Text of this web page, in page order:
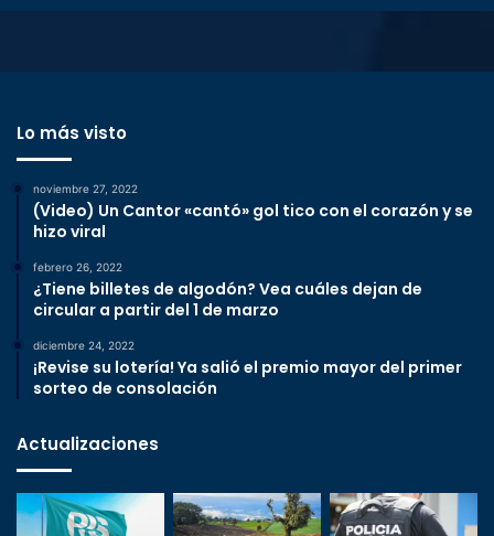
Lo más visto
noviembre 27, 2022
(Video) Un Cantor «cantó» gol tico con el corazón y se
hizo viral
febrero 26, 2022
¿Tiene billetes de algodón? Vea cuáles dejan de
circular a partir del 1 de marzo
diciembre 24, 2022
¡Revise su lotería! Ya salió el premio mayor del primer
sorteo de consolación
Actualizaciones